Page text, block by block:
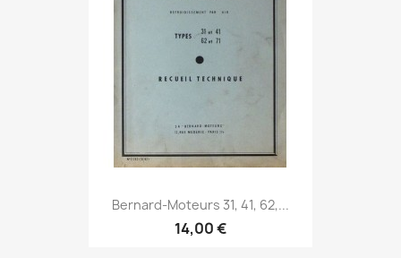
Bernard-Moteurs 31, 41, 62,...
14,00 €